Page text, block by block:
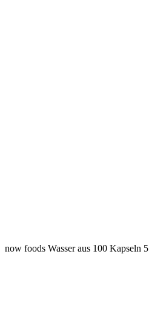
now foods Wasser aus 100 Kapseln 5